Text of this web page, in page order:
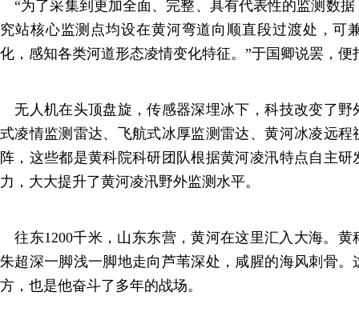
“为了采集到更加全面、完整、具有代表性的监测数
究站核心监测点均设在黄河弯道向顺直段过渡处，可
化，感知各类河道形态凌情变化特征。”于国卿说罢，
无人机在头顶盘旋，传感器深埋冰下，科技改变了野
式凌情监测雷达、飞航式冰厚监测雷达、黄河冰凌远
阵，这些都是黄科院科研团队根据黄河凌汛特点自主
力，大大提升了黄河凌汛野外监测水平。
往东1200千米，山东东营，黄河在这里汇入大海。黄
朱超深一脚浅一脚地走向芦苇深处，咸腥的海风刺骨
方，也是他奋斗了多年的战场。